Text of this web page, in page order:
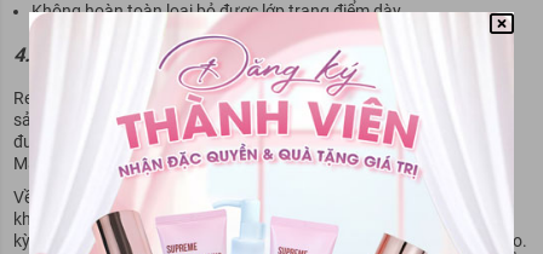
Không hoàn toàn loại bỏ được lớp trang điểm dày.
4.3. Hiệu quả sử dụng sản phẩm tẩy trang MayCreate
Review nước tẩy trang MayCreate qua cảm nhận hiệu quả sử dụng
sản phẩm từ khách hàng là yếu tố cần thiết. Chúng tôi đã tổng hợp
được ý kiến từ các khách hàng sau khi trải nghiệm nước tẩy trang
MayCreate có tốt không.
Về cơ bản, hầu hết khách hàng đều phản hồi sản phẩm đã làm tốt
khả năng làm sạch da. Với những người không trang điểm quá cầu
kỳ thì việc tẩy trang được diễn ra khá nhanh gọn và đạt hiệu quả cao.